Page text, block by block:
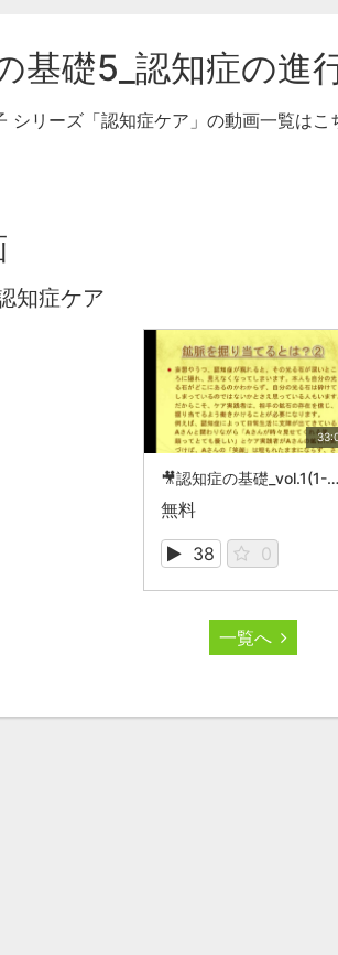
基礎5_認知症の進
シリーズ「認知症ケア」の動画一覧
知症ケア
🎥認知症の基礎_vol.1(1-20)／トピック別まとめ動画
無料
38
0
一覧へ